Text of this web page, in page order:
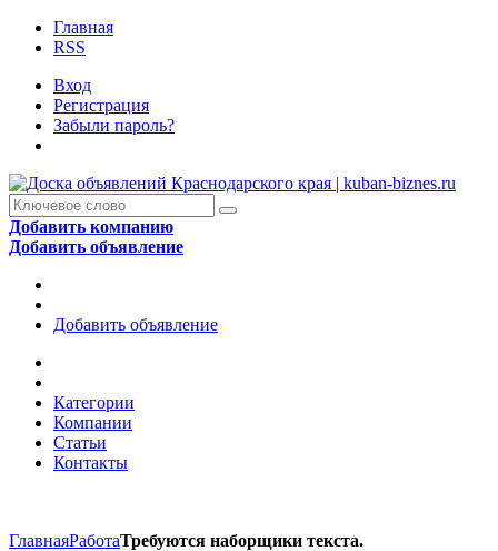
Главная
RSS
Вход
Регистрация
Забыли пароль?
Добавить компанию
Добавить объявление
Добавить объявление
Категории
Компании
Статьи
Контакты
ГлавнаяРаботаТребуются наборщики текста.